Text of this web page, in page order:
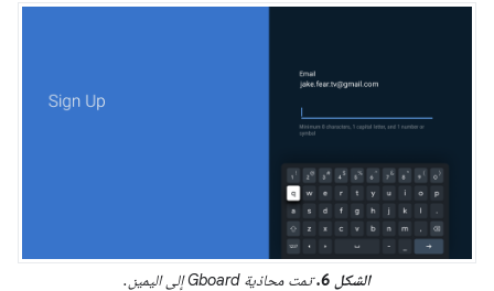
الشكل 6. تمت محاذية Gboard إلى اليمين.